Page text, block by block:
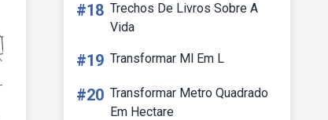
#18 Trechos De Livros Sobre A
Vida
#19 Transformar Ml Em L
#20 Transformar Metro Quadrado
Em Hectare